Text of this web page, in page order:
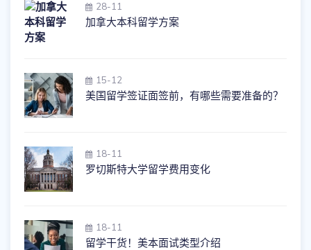
28-11
加拿大本科留学方案
15-12
美国留学签证面签前，有哪些需要准备的？
18-11
罗切斯特大学留学费用变化
18-11
留学干货！美本面试类型介绍